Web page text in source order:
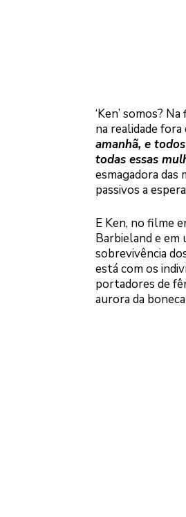
‘Ken’ somos?
na realidade fora
amanhã, e
todas essas
esmagadora das
passivos a
E Ken, no filme
Barbieland e
sobrevivência
está com os
portadores de
aurora da